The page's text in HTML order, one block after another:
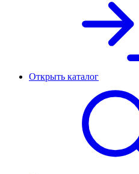
Открыть каталог